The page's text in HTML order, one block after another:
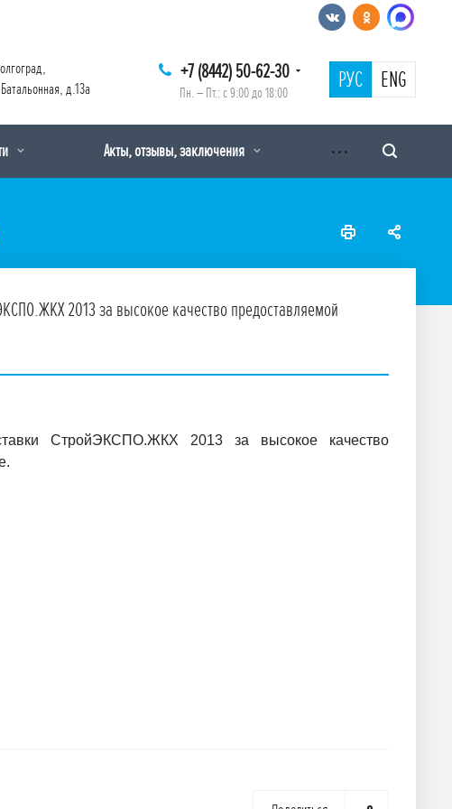
+7 (8442) 50-62-30
Пн. – Пт.: с 9:00 до 18:00 РУС ENG
д.13а
Акты, отзывы, заключения
2013 за высокое качество предоставляемой
СтройЭКСПО.ЖКХ 2013 за высокое качество